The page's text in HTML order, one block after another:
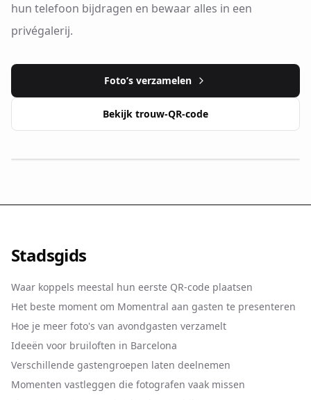
hun telefoon bijdragen en bewaar alles in een
privégalerij.
Foto’s verzamelen
Bekijk trouw-QR-code
Stadsgids
Waar koppels meestal hun eerste QR-code plaatsen
Het beste moment om Momentral aan gasten te presenteren
Hoe je meer foto's van avondgasten verzamelt
Ideeën voor bruiloften in Barcelona
Verschillende gastengroepen laten deelnemen
Momenten vastleggen die fotografen vaak missen